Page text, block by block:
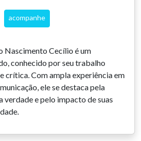
acompanhe
Nascimento Cecílio é um
conhecido por seu trabalho
crítica. Com ampla experiência em
ele se destaca pela
verdade e pelo impacto de suas